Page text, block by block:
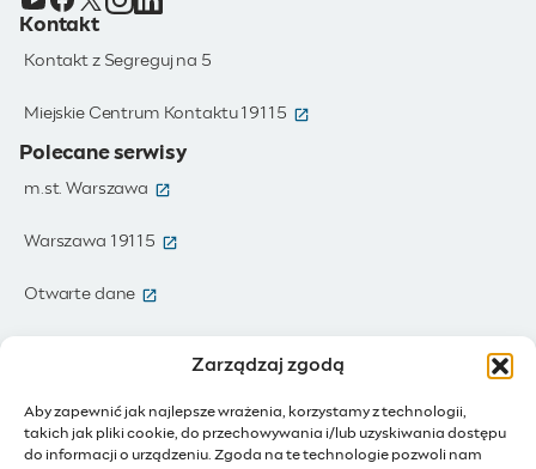
Zarządzaj zgodą
Aby zapewnić jak najlepsze wrażenia, korzystamy z technologii,
takich jak pliki cookie, do przechowywania i/lub uzyskiwania dostępu
do informacji o urządzeniu. Zgoda na te technologie pozwoli nam
Kontakt
Kontakt z Segreguj na 5
Miejskie Centrum Kontaktu 19115 (otwiera się w nowym oknie)
Polecane serwisy
m.st. Warszawa (otwiera się w nowym oknie)
Warszawa 19115 (otwiera się w nowym oknie)
Otwarte dane
IoT - Internet rzeczy (otwiera się w nowym oknie)